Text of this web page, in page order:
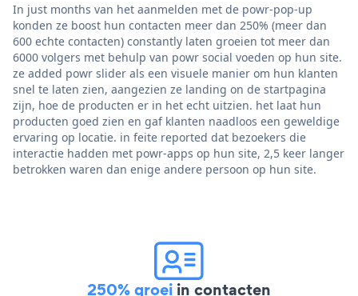
In just months van het aanmelden met de powr-pop-up
konden ze boost hun contacten meer dan 250% (meer dan
600 echte contacten) constantly laten groeien tot meer dan
6000 volgers met behulp van powr social voeden op hun site.
ze added powr slider als een visuele manier om hun klanten
snel te laten zien, aangezien ze landing on de startpagina
zijn, hoe de producten er in het echt uitzien. het laat hun
producten goed zien en gaf klanten naadloos een geweldige
ervaring op locatie. in feite reported dat bezoekers die
interactie hadden met powr-apps op hun site, 2,5 keer langer
betrokken waren dan enige andere persoon op hun site.
250% groei in contacten